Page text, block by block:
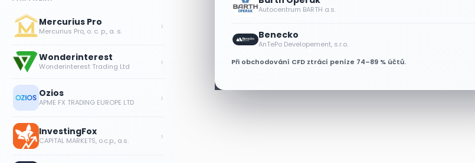
Autocentrum BARTH a.s.
Benecko
AnTePo Developement, s.r.o.
Při obchodování CFD ztrácí peníze 74–89 % účtů.
Mercurius Pro
Mercurius Pro, o. c. p., a. s. ›
Wonderinterest
Wonderinterest Trading Ltd ›
Ozios
APME FX TRADING EUROPE LTD ›
InvestingFox
CAPITAL MARKETS, o.c.p., a.s. ›